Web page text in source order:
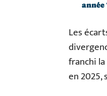
année
Les
franchi
en 2025,